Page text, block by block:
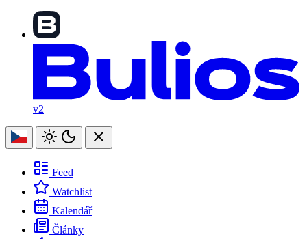
v2
Feed
Watchlist
Kalendář
Články